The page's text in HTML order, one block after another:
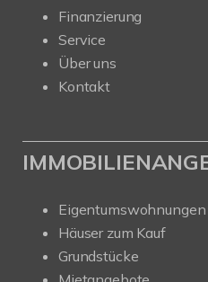
Finanzierung
Service
Über uns
Kontakt
Eigentumswohnungen
Häuser zum Kauf
Grundstücke